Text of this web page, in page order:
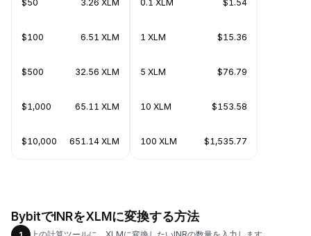
$50 3.26 XLM
$100 6.51 XLM
$500 32.56 XLM
$1,000 65.11 XLM
$10,000 651.14 XLM
0.1 XLM $1.54
1 XLM $15.36
5 XLM $76.79
10 XLM $153.58
100 XLM $1,535.77
BybitでINRをXLMに変換する方法
上の計算ツールに、XLMに変換したいINRの数量を入力します。